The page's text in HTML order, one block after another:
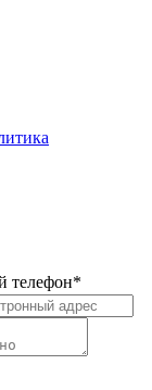
телефон*